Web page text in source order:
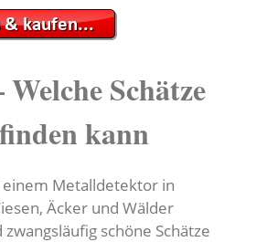
Schätze
kann
Metalldetektor in
Äcker und Wälder
schöne Schätze